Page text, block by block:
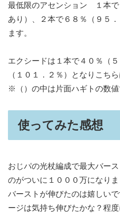
最低限のアセンション １本で
あり）、２本で６８％（９５
ます。
エクシードは１本で４０％（
（１０１．２％）となりこち
※（）の中は片面ハギトの数値
使ってみた感想
おじパの光杖編成で最大バー
のがついに１０００万になりま
バーストが伸びたのは嬉しい
ージは気持ち伸びたかな？程